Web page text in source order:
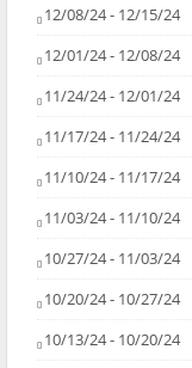
12/08/24 - 12/15/24
12/01/24 - 12/08/24
11/24/24 - 12/01/24
11/17/24 - 11/24/24
11/10/24 - 11/17/24
11/03/24 - 11/10/24
10/27/24 - 11/03/24
10/20/24 - 10/27/24
10/13/24 - 10/20/24